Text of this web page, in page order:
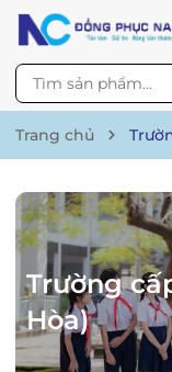
Trang chủ
Trường
Hòa)